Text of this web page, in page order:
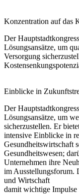
Konzentration auf das
Der
Lösungsansätze, um
Versorgung
Einblicke in
Der
Lösungsansätze, um
sicherzustellen. Er
intensive Einblicke in
Gesundheitswirtschaft
Gesundheitswesen;
Unternehmen ihre
im Ausstellungsforum.
und Wirtschaft
damit wichtige Impulse